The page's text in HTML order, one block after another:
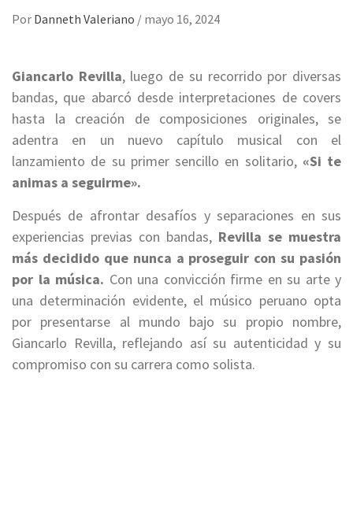
Por Danneth Valeriano / mayo 16, 2024
Giancarlo Revilla, luego de su recorrido por diversas
bandas, que abarcó desde interpretaciones de covers
hasta la creación de composiciones originales, se
adentra en un nuevo capítulo musical con el
lanzamiento de su primer sencillo en solitario, «Si te
animas a seguirme».
Después de afrontar desafíos y separaciones en sus
experiencias previas con bandas, Revilla se muestra
más decidido que nunca a proseguir con su pasión
por la música. Con una convicción firme en su arte y
una determinación evidente, el músico peruano opta
por presentarse al mundo bajo su propio nombre,
Giancarlo Revilla, reflejando así su autenticidad y su
compromiso con su carrera como solista.